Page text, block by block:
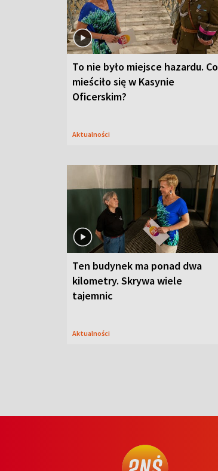
To nie było miejsce hazardu. Co
mieściło się w Kasynie
Oficerskim?
Aktualności
Ten budynek ma ponad dwa
kilometry. Skrywa wiele
tajemnic
Aktualności